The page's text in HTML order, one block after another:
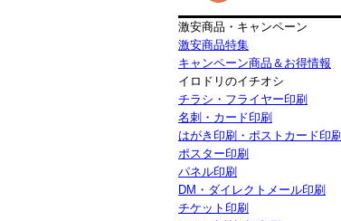
激安商品・キャンペーン
激安商品特集
キャンペーン商品＆お得情報
イロドリのイチオシ
チラシ・フライヤー印刷
名刺・カード印刷
はがき印刷・ポストカード印刷
ポスター印刷
パネル印刷
DM・ダイレクトメール印刷
チケット印刷